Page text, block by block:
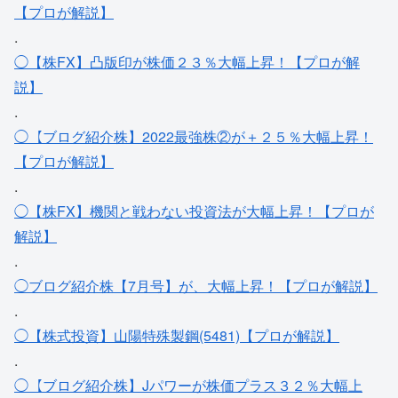
【プロが解説】
.
◯【株FX】凸版印が株価２３％大幅上昇！【プロが解
説】
.
◯【ブログ紹介株】2022最強株②が＋２５％大幅上昇！
【プロが解説】
.
◯【株FX】機関と戦わない投資法が大幅上昇！【プロが
解説】
.
◯ブログ紹介株【7月号】が、大幅上昇！【プロが解説】
.
◯【株式投資】山陽特殊製鋼(5481)【プロが解説】
.
◯【ブログ紹介株】Jパワーが株価プラス３２％大幅上